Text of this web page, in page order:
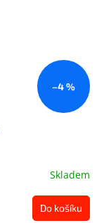
–4 %
Skladem
Do košíku